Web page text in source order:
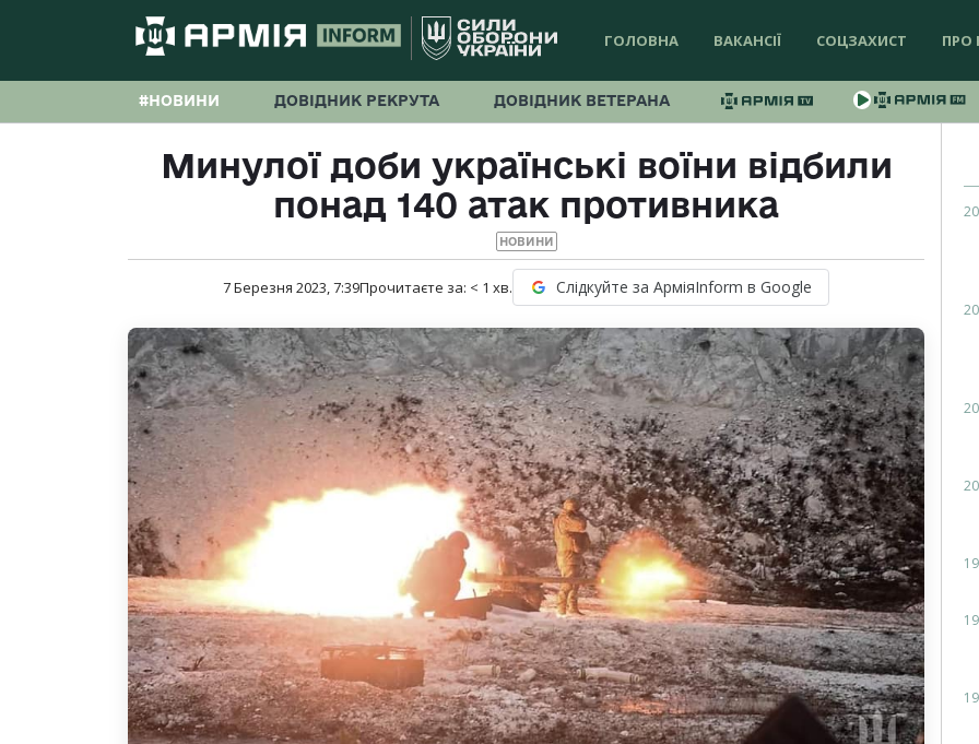
ГОЛОВНА ВАКАНСІЇ СОЦЗАХИСТ ПРО
#НОВИНИ ДОВІДНИК РЕКРУТА ДОВІДНИК ВЕТЕРАНА
Минулої доби українські воїни відбили
понад 140 атак противника
НОВИНИ
7 Березня 2023, 7:39Прочитаєте за: < 1 хв. Слідкуйте за АрміяInform в Google